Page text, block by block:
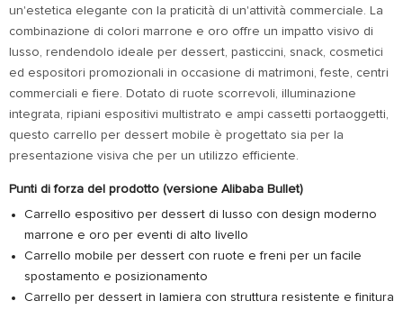
un'estetica elegante con la praticità di un'attività commerciale. La
combinazione di colori marrone e oro offre un impatto visivo di
lusso, rendendolo ideale per dessert, pasticcini, snack, cosmetici
ed espositori promozionali in occasione di matrimoni, feste, centri
commerciali e fiere. Dotato di ruote scorrevoli, illuminazione
integrata, ripiani espositivi multistrato e ampi cassetti portaoggetti,
questo carrello per dessert mobile è progettato sia per la
presentazione visiva che per un utilizzo efficiente.
Punti di forza del prodotto (versione Alibaba Bullet)
Carrello espositivo per dessert di lusso con design moderno
marrone e oro per eventi di alto livello
Carrello mobile per dessert con ruote e freni per un facile
spostamento e posizionamento
Carrello per dessert in lamiera con struttura resistente e finitura